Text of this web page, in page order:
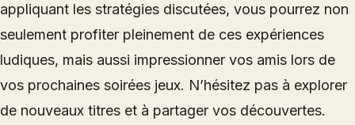
appliquant les stratégies discutées, vous pourrez non
seulement profiter pleinement de ces expériences
ludiques, mais aussi impressionner vos amis lors de
vos prochaines soirées jeux. N’hésitez pas à explorer
de nouveaux titres et à partager vos découvertes.